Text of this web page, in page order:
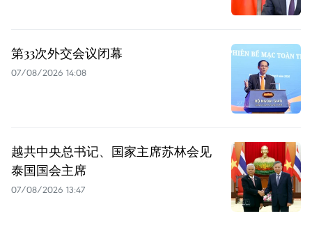
第33次外交会议闭幕
07/08/2026 14:08
越共中央总书记、国家主席苏林会见
泰国国会主席
07/08/2026 13:47